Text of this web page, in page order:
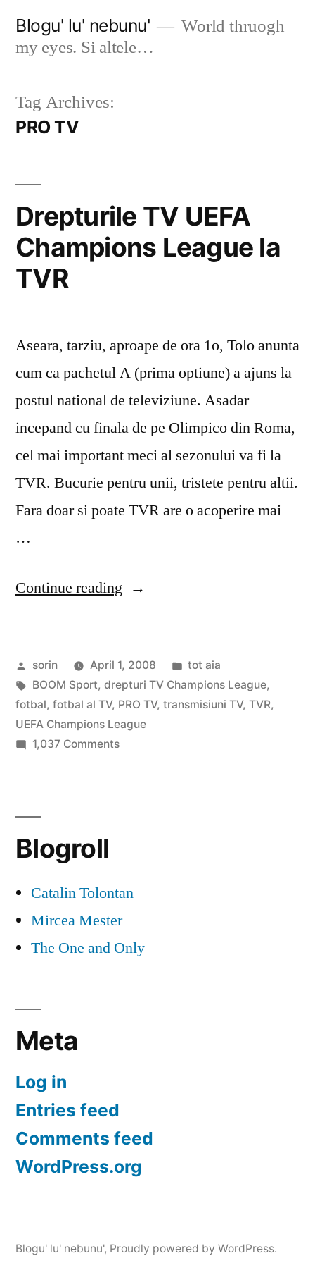
Blogu' lu' nebunu'
World thruogh
my eyes. Si altele…
Tag Archives:
PRO TV
Drepturile TV UEFA
Champions League la
TVR
Aseara, tarziu, aproape de ora 1o, Tolo anunta
cum ca pachetul A (prima optiune) a ajuns la
postul national de televiziune. Asadar
incepand cu finala de pe Olimpico din Roma,
cel mai important meci al sezonului va fi la
TVR. Bucurie pentru unii, tristete pentru altii.
Fara doar si poate TVR are o acoperire mai
…
Continue reading “Drepturile
Champions
League
la
Posted
by
sorin April 1, 2008
Posted
in
tot aia
Tags:
BOOM Sport, drepturi TV Champions League,
fotbal, fotbal al TV, PRO TV, transmisiuni TV, TVR,
UEFA Champions League
1,037 Commentson
Blogroll
Catalin Tolontan
Mircea Mester
The One and Only
Meta
Log in
Entries feed
Comments feed
WordPress.org
Blogu' lu' nebunu', Proudly powered by WordPress.